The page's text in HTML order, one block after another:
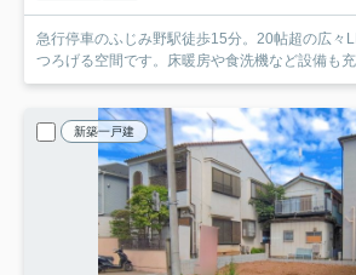
急行停車のふじみ野駅徒歩15分。20帖超の広々
つろげる空間です。床暖房や食洗機など設備も
新築一戸建